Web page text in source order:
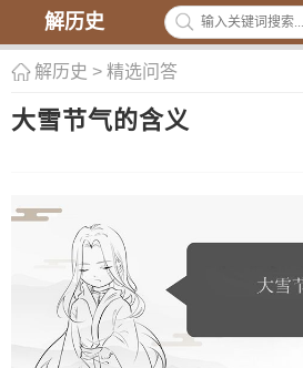
解历史
解历史 > 精选问答
大雪节气的含义